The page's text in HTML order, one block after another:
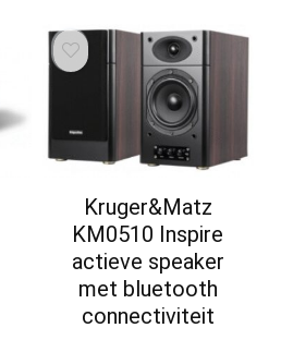
Kruger&Matz
KM0510 Inspire
actieve speaker
met bluetooth
connectiviteit